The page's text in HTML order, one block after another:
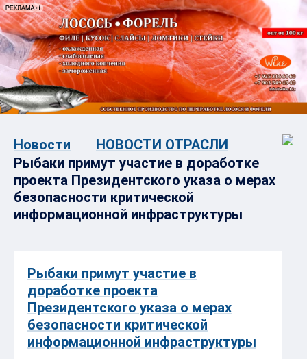
Новости
НОВОСТИ ОТРАСЛИ
Рыбаки примут участие в доработке
проекта Президентского указа о мерах
безопасности критической
информационной инфраструктуры
Рыбаки примут участие в
доработке проекта
Президентского указа о мерах
безопасности критической
информационной инфраструктуры